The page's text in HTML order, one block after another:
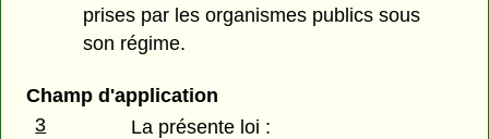
prises par les organismes publics sous
son régime.
Champ d'application
3
La présente loi :